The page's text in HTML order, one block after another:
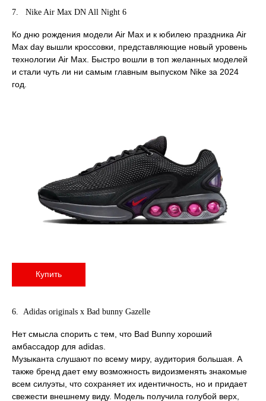
7. Nike Air Max DN All Night 6
Ко дню рождения модели Air Max и к юбилею праздника Air
Max day вышли кроссовки, представляющие новый уровень
технологии Air Мax. Быстро вошли в топ желанных моделей
и стали чуть ли ни самым главным выпуском Nike за 2024
год.
Купить
6. Аdidas originals x Bad bunny Gazelle
Нет смысла спорить с тем, что Bad Bunny хороший
амбассадор для adidas.
Музыканта слушают по всему миру, аудитория большая. А
также бренд дает ему возможность видоизменять знакомые
всем силуэты, что сохраняет их идентичность, но и придает
свежести внешнему виду. Модель получила голубой верх,